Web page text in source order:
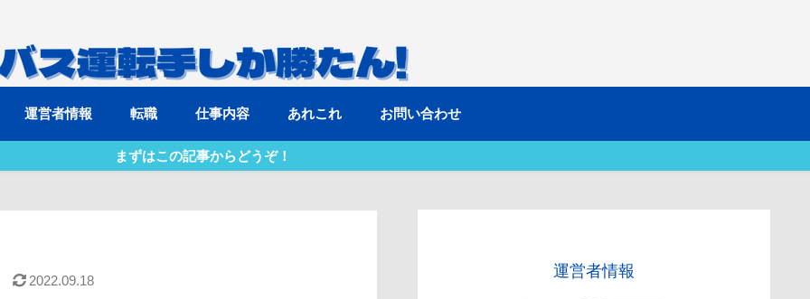
運営者情報 転職 仕事内容 あれこれ お問い合わせ
まずはこの記事からどうぞ！
2022.09.18 運営者情報